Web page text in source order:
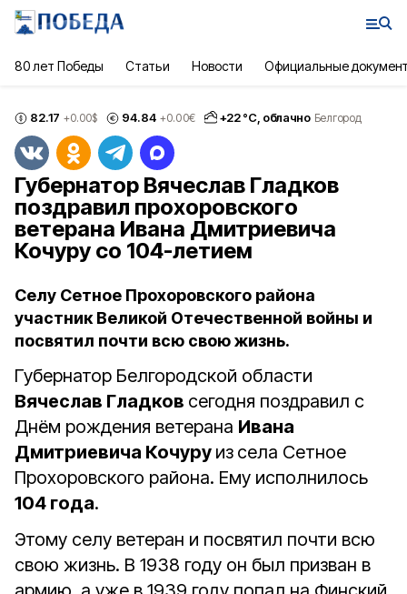
80 лет Победы Статьи Новости Официальные
82.17 +0.00$ 94.84 +0.00€ +22°С, облачно Белгород
Губернатор Вячеслав Гладков
поздравил прохоровского
ветерана Ивана Дмитриевича
Кочуру со 104-летием
Селу Сетное Прохоровского района
участник Великой Отечественной войны и
посвятил почти всю свою жизнь.
Губернатор Белгородской области
Вячеслав Гладков сегодня поздравил с
Днём рождения ветерана Ивана
Дмитриевича Кочуру из села Сетное
Прохоровского района. Ему исполнилось
104 года.
Этому селу ветеран и посвятил почти всю
свою жизнь. В 1938 году он был призван в